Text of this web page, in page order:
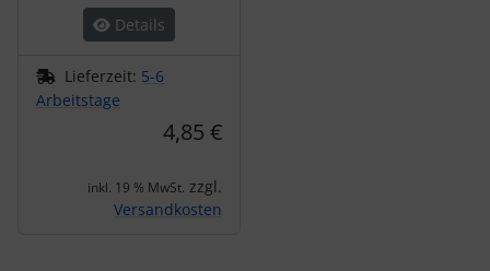
Details
Lieferzeit: 5-6
Arbeitstage
4,85 €
inkl. 19 % MwSt. zzgl.
Versandkosten